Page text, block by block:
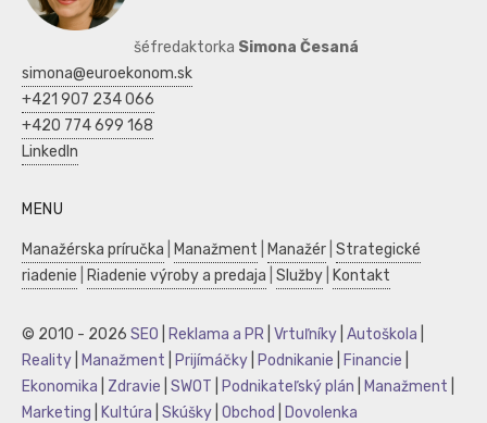
šéfredaktorka Simona Česaná
simona@euroekonom.sk
+421 907 234 066
+420 774 699 168
LinkedIn
MENU
Manažérska príručka Manažment Manažér Strategické
riadenie
Riadenie výroby a predaja Služby Kontakt
© 2010 - 2026 SEO Reklama a PR Vrtuľníky Autoškola
Reality
Manažment Prijímáčky Podnikanie Financie
Ekonomika
Zdravie SWOT Podnikateľský plán Manažment
Marketing
Kultúra Skúšky Obchod Dovolenka